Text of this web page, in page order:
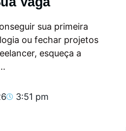
sua primeira
ou fechar projetos
esqueça a
3:51 pm